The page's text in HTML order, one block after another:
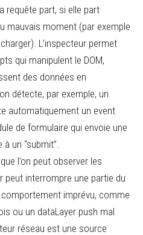
requête part, si elle part
mauvais moment (par exemple
L’inspecteur permet
qui manipulent le DOM,
des données en
détecte, par exemple, un
automatiquement un event
de formulaire qui envoie une
un “submit”.
l’on peut observer les
peut interrompre une partie du
imprévu, comme
ou un dataLayer push mal
réseau est une source